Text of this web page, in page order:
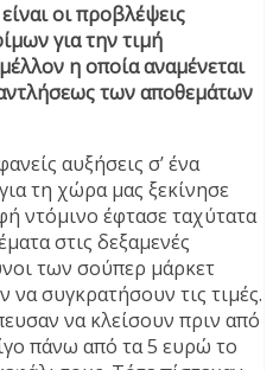
οι προβλέψεις
για την τιμή
η οποία αναμένεται
των αποθεμάτων
αυξήσεις σ’ ένα
τη χώρα μας ξεκίνησε
ντόμινο έφτασε ταχύτατα
στις δεξαμενές
των σούπερ μάρκετ
συγκρατήσουν τις τιμές.
να κλείσουν πριν από
πάνω από τα 5 ευρώ το